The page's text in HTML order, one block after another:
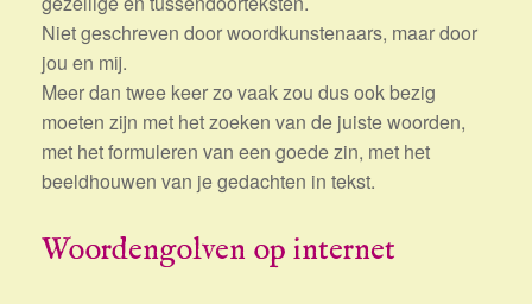
Niet geschreven door woordkunstenaars, maar door
jou en mij.
Meer dan twee keer zo vaak zou dus ook bezig
moeten zijn met het zoeken van de juiste woorden,
met het formuleren van een goede zin, met het
beeldhouwen van je gedachten in tekst.
Woordengolven op internet